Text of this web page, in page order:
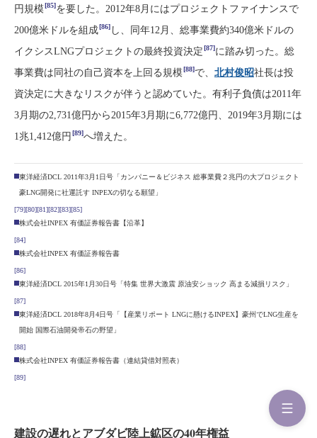
円規模[85]を要した。2012年8月にはプロジェクトファイナンスで
200億米ドルを組成[86] し、同年12月、総事業費約340億米ドルの
イクシスLNGプロジェクトの最終投資決定[87]に踏み切った。総
事業費は同社の自己資本を上回る規模[88]で、 北村俊昭社長は投
資決定に大きなリスクが伴うと認めていた。有利子負債は2011年
3月期の2,731億円から2015年3月期に6,772億円、2019年3月期には
1兆1,412億円 [89]へ増えた。
東洋経済DCL 2011年3月1日号「カンパニー＆ビジネス 総事業費２兆円の大プロジェクト
豪LNG開発に社運託す INPEXの切なる願望」
[79][80][81][82][83][85]
株式会社INPEX 有価証券報告書【沿革】
[84]
株式会社INPEX 有価証券報告書
[86]
東洋経済DCL 2015年1月30日号「特集 世界大激震 原油安ショック 高まる減損リスク」
[87]
東洋経済DCL 2018年8月4日号「【産業リポート LNGに懸けるINPEX】豪州でLNG生産を
開始 国際石油開発帝石の野望」
[88]
株式会社INPEX 有価証券報告書（連結貸借対照表）
[89]
建設の遅れとアブダビ陸上鉱区の40年権益